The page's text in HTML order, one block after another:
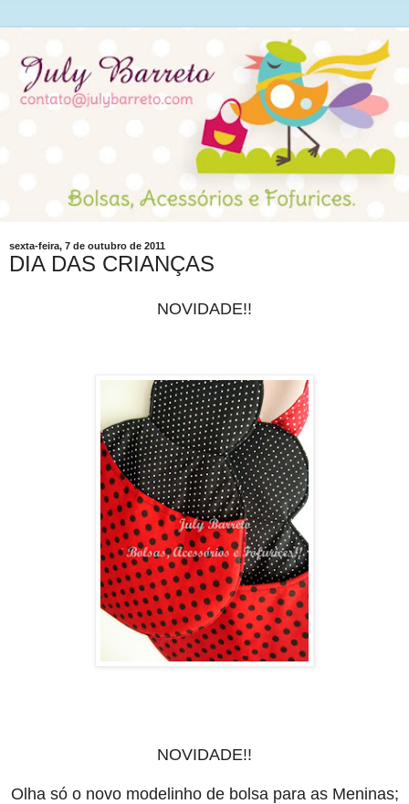
sexta-feira, 7 de outubro de 2011
DIA DAS CRIANÇAS
NOVIDADE!!
NOVIDADE!!
Olha só o novo modelinho de bolsa para as Meninas;